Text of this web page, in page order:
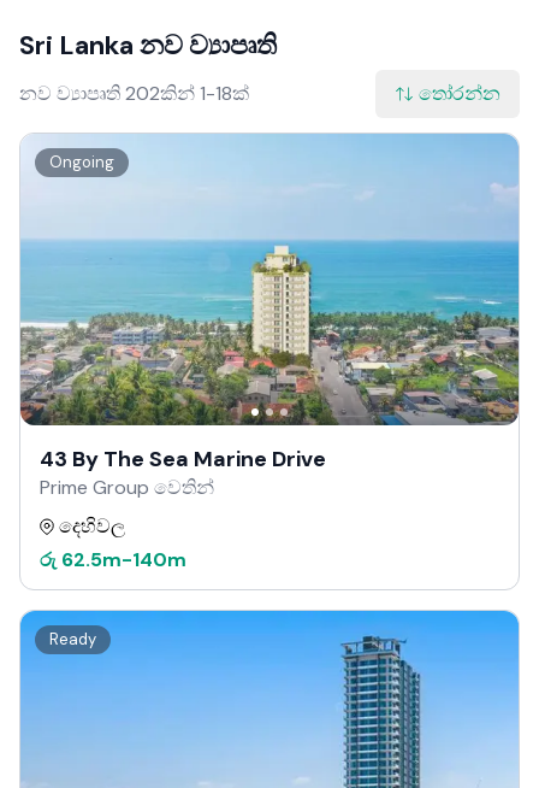
Sri Lanka නව ව්‍යාපෘති
නව ව්‍යාපෘති 202කින් 1-18ක් තෝරන්න
Ongoing
43 By The Sea Marine Drive
Prime Group වෙතින්
දෙහිවල
රු 62.5m-140m
Ready